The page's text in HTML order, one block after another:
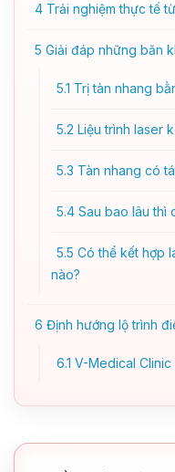
4 Trải nghiệm thực tế
5 Giải đáp những băn
5.1 Trị tàn nhang
5.2 Liệu trình laser
5.3 Tàn nhang có
5.4 Sau bao lâu thì
5.5 Có thể kết hợp
nào?
6 Định hướng lộ trình
6.1 V-Medical Clinic